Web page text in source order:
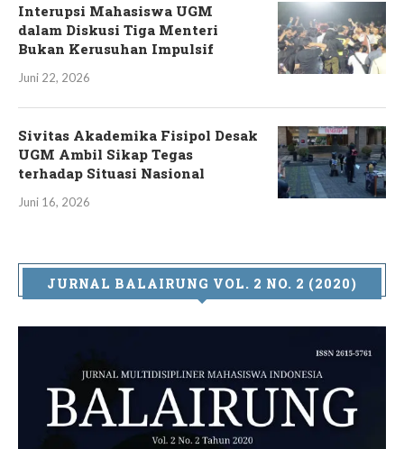
Interupsi Mahasiswa UGM
dalam Diskusi Tiga Menteri
Bukan Kerusuhan Impulsif
Juni 22, 2026
Sivitas Akademika Fisipol Desak
UGM Ambil Sikap Tegas
terhadap Situasi Nasional
Juni 16, 2026
JURNAL BALAIRUNG VOL. 2 NO. 2 (2020)